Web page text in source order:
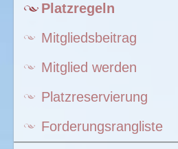
Platzregeln
Mitgliedsbeitrag
Mitglied werden
Platzreservierung
Forderungsrangliste